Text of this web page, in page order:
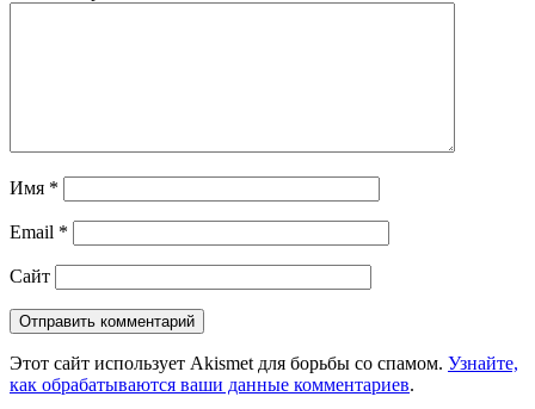
Имя *
Email *
Сайт
Этот сайт использует Akismet для борьбы со спамом. Узнайте,
как обрабатываются ваши данные комментариев.